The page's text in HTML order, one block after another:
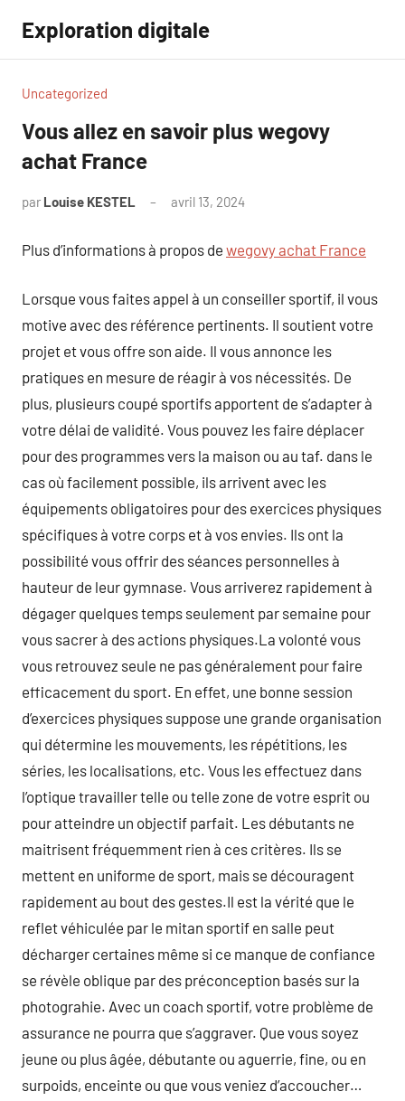
contenu
Exploration digitale
Uncategorized
Vous allez en savoir plus wegovy
achat France
par Louise KESTEL avril 13, 2024
Plus d’informations à propos de wegovy achat France
Lorsque vous faites appel à un conseiller sportif, il vous
motive avec des référence pertinents. Il soutient votre
projet et vous offre son aide. Il vous annonce les
pratiques en mesure de réagir à vos nécessités. De
plus, plusieurs coupé sportifs apportent de s’adapter à
votre délai de validité. Vous pouvez les faire déplacer
pour des programmes vers la maison ou au taf. dans le
cas où facilement possible, ils arrivent avec les
équipements obligatoires pour des exercices physiques
spécifiques à votre corps et à vos envies. Ils ont la
possibilité vous offrir des séances personnelles à
hauteur de leur gymnase. Vous arriverez rapidement à
dégager quelques temps seulement par semaine pour
vous sacrer à des actions physiques.La volonté vous
vous retrouvez seule ne pas généralement pour faire
efficacement du sport. En effet, une bonne session
d’exercices physiques suppose une grande organisation
qui détermine les mouvements, les répétitions, les
séries, les localisations, etc. Vous les effectuez dans
l’optique travailler telle ou telle zone de votre esprit ou
pour atteindre un objectif parfait. Les débutants ne
maitrisent fréquemment rien à ces critères. Ils se
mettent en uniforme de sport, mais se découragent
rapidement au bout des gestes.Il est la vérité que le
reflet véhiculée par le mitan sportif en salle peut
décharger certaines même si ce manque de confiance
se révèle oblique par des préconception basés sur la
photograhie. Avec un coach sportif, votre problème de
assurance ne pourra que s’aggraver. Que vous soyez
jeune ou plus âgée, débutante ou aguerrie, fine, ou en
surpoids, enceinte ou que vous veniez d’accoucher…